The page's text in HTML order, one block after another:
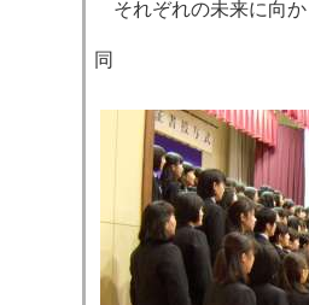
それぞれの未来に向か
同